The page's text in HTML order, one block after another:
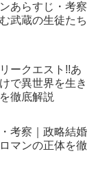
あらすじ・考察
武蔵の生徒たち
ークエスト!!あ
で異世界を生き
徹底解説
考察｜政略結婚
マンの正体を徹